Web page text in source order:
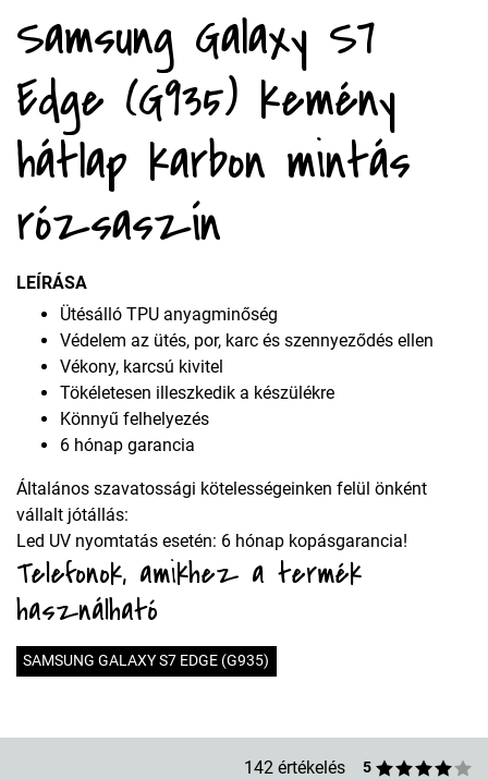
Samsung Galaxy S7
Edge (G935) kemény
hátlap karbon mintás
rózsaszín
LEÍRÁSA
Ütésálló TPU anyagminőség
Védelem az ütés, por, karc és szennyeződés ellen
Vékony, karcsú kivitel
Tökéletesen illeszkedik a készülékre
Könnyű felhelyezés
6 hónap garancia
Általános szavatossági kötelességeinken felül önként
vállalt jótállás:
Led UV nyomtatás esetén: 6 hónap kopásgarancia!
Telefonok, amikhez a termék
használható
SAMSUNG GALAXY S7 EDGE (G935)
142 értékelés 5